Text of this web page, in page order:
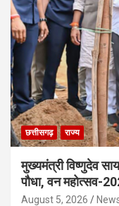
छत्तीसगढ़ राज्य
मुख्यमंत्री विष्णुदेव
पौधा, वन महोत्सव-
August 5, 2026